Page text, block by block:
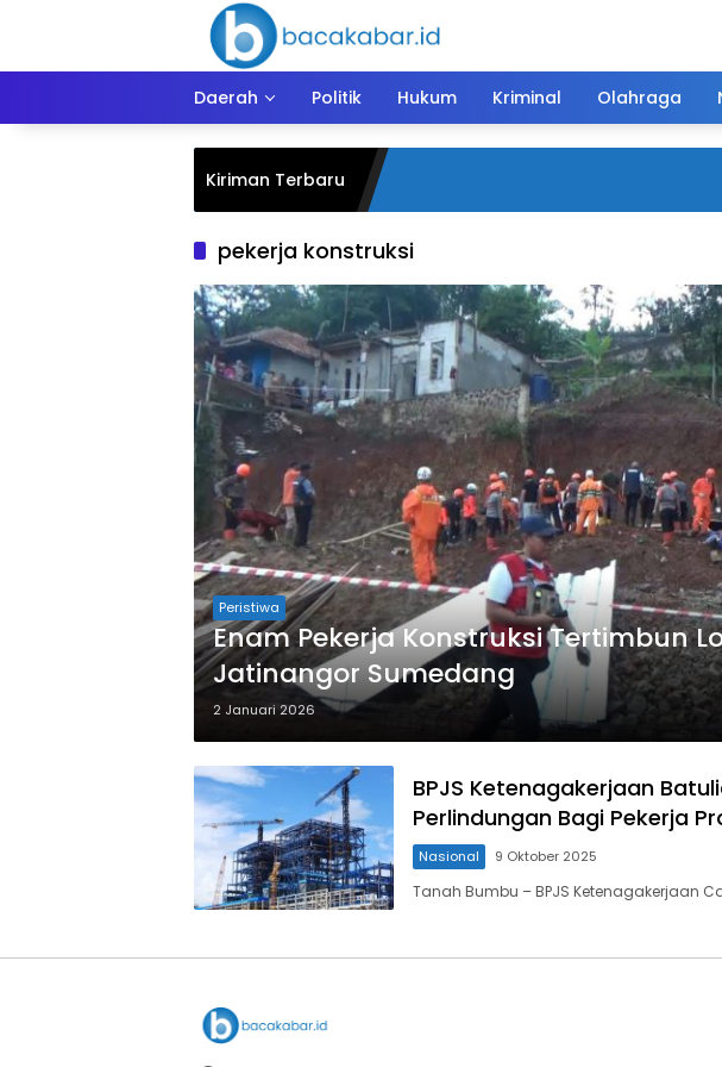
Daerah Politik Hukum Kriminal Olahraga
Kiriman Terbaru
pekerja konstruksi
Peristiwa
Enam Pekerja Konstruksi Tertimbun
Jatinangor Sumedang
2 Januari 2026
BPJS Ketenagakerjaan
Perlindungan Bagi Pekerja
Nasional 9 Oktober 2025
Tanah Bumbu – BPJS Ketenagakerjaan